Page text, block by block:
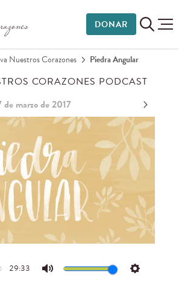
DONAR
Nuestros Corazones Piedra Angular
CORAZONES PODCAST
de marzo de 2017
29:33
Mute Settings